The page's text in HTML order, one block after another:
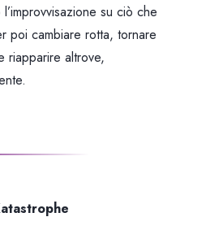
su ciò che
poi cambiare rotta, tornare
riapparire altrove,